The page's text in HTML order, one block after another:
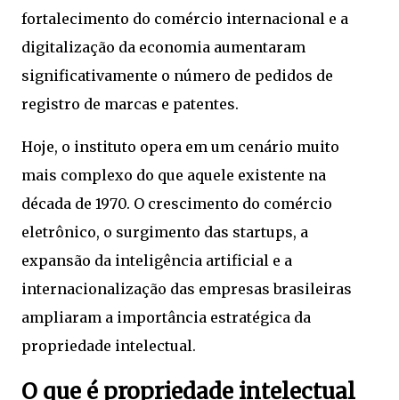
fortalecimento do comércio internacional e a
digitalização da economia aumentaram
significativamente o número de pedidos de
registro de marcas e patentes.
Hoje, o instituto opera em um cenário muito
mais complexo do que aquele existente na
década de 1970. O crescimento do comércio
eletrônico, o surgimento das startups, a
expansão da inteligência artificial e a
internacionalização das empresas brasileiras
ampliaram a importância estratégica da
propriedade intelectual.
O que é propriedade intelectual